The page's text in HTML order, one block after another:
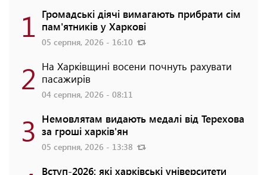
1 Громадські діячі вимагають прибрати сім
пам'ятників у Харкові
05 серпня, 2026 - 16:10
2 На Харківщині восени почнуть рахувати
пасажирів
04 серпня, 2026 - 08:11
3 Немовлятам видають медалі від Терехова
за гроші харків'ян
05 серпня, 2026 - 13:38
Вступ-2026: які харківські університети